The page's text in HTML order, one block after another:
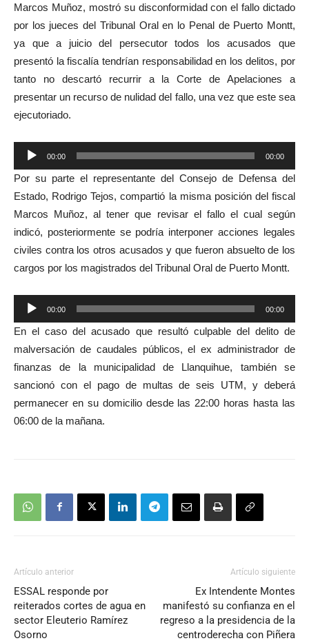
Marcos Muñoz, mostró su disconformidad con el fallo dictado
por los jueces del Tribunal Oral en lo Penal de Puerto Montt,
ya que a juicio del persecutor todos los acusados que
presentó la fiscalía tendrían responsabilidad en los delitos, por
tanto no descartó recurrir a la Corte de Apelaciones a
presentar un recurso de nulidad del fallo, una vez que este sea
ejecutoriado.
Reproductor
de
audio
00:00 00:00
Por su parte el representante del Consejo de Defensa del
Estado, Rodrigo Tejos, compartió la misma posición del fiscal
Marcos Muñoz, al tener que revisar el fallo el cual según
indicó, posteriormente se podría interponer acciones legales
civiles contra los otros acusados y que fueron absuelto de los
cargos por los magistrados del Tribunal Oral de Puerto Montt.
Reproductor
de
audio
00:00 00:00
En el caso del acusado que resultó culpable del delito de
malversación de caudales públicos, el ex administrador de
finanzas de la municipalidad de Llanquihue, también se
sancionó con el pago de multas de seis UTM, y deberá
permanecer en su domicilio desde las 22:00 horas hasta las
06:00 de la mañana.
Artículo anterior
ESSAL responde por
reiterados cortes de agua en
sector Eleuterio Ramírez
Osorno
Artículo siguiente
Ex Intendente Montes
manifestó su confianza en el
regreso a la presidencia de la
centroderecha con Piñera